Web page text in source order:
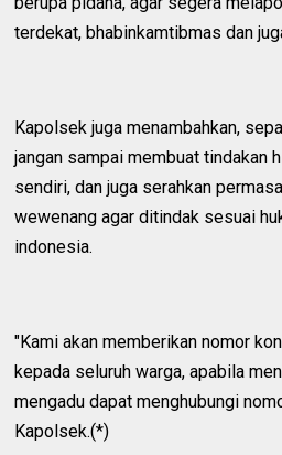
terdekat, bhabinkamtibmas dan
Kapolsek juga menambahkan,
jangan sampai membuat tindakan
sendiri, dan juga serahkan
wewenang agar ditindak sesuai
indonesia.
"Kami akan memberikan nomor
kepada seluruh warga, apabila
mengadu dapat menghubungi
Kapolsek.(*)